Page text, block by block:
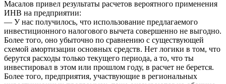
Масалов привел результаты расчетов вероятного применения
ИНВ на предприятии:
— У нас получилось, что использование предлагаемого
инвестиционного налогового вычета совершенно не выгодно.
Более того, оно убыточно по сравнению с существующей
схемой амортизации основных средств. Нет логики в том, что
берутся расходы только текущего периода, а то, что ты
инвестировал в этом или прошлом году, в расчет не берется.
Более того, предприятия, участвующие в региональных